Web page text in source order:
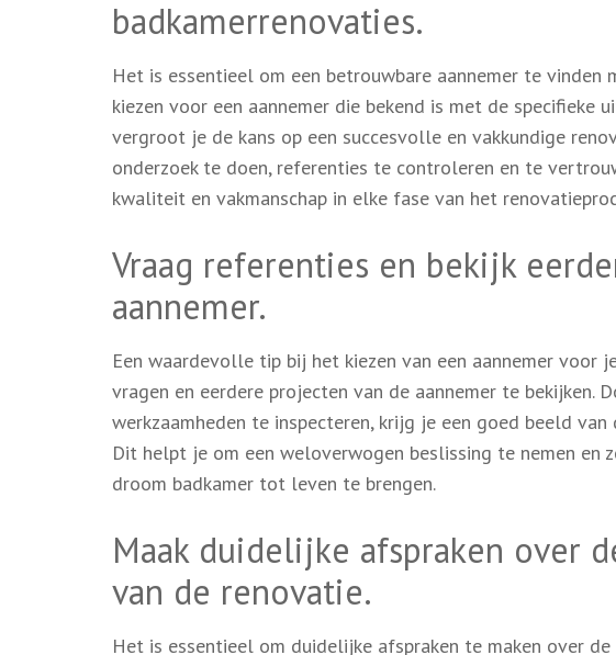
badkamerrenovaties.
Het is essentieel om een betrouwbare aannemer te
kiezen voor een aannemer die bekend is met de specifieke
vergroot je de kans op een succesvolle en vakkundige
onderzoek te doen, referenties te controleren en te
kwaliteit en vakmanschap in elke fase van het
Vraag referenties en bekijk
aannemer.
Een waardevolle tip bij het kiezen van een aannemer voor
vragen en eerdere projecten van de aannemer te bekijken.
werkzaamheden te inspecteren, krijg je een goed beeld
Dit helpt je om een weloverwogen beslissing te nemen en
droom badkamer tot leven te brengen.
Maak duidelijke afspraken over
van de renovatie.
Het is essentieel om duidelijke afspraken te maken over